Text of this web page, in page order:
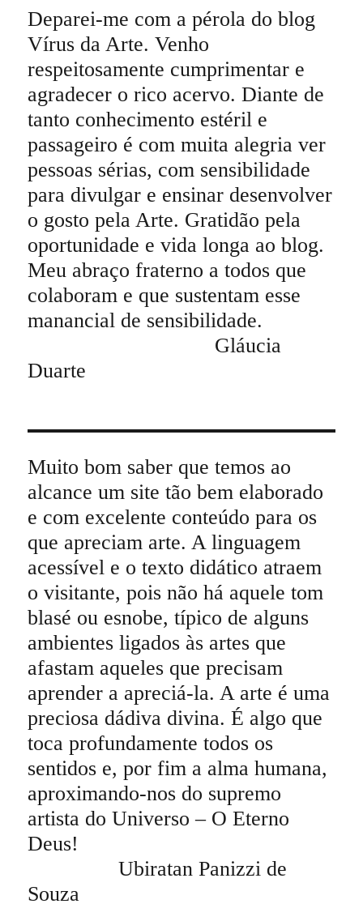
Deparei-me com a pérola do blog
Vírus da Arte. Venho
respeitosamente cumprimentar e
agradecer o rico acervo. Diante de
tanto conhecimento estéril e
passageiro é com muita alegria ver
pessoas sérias, com sensibilidade
para divulgar e ensinar desenvolver
o gosto pela Arte. Gratidão pela
oportunidade e vida longa ao blog.
Meu abraço fraterno a todos que
colaboram e que sustentam esse
manancial de sensibilidade.
Gláucia
Duarte
Muito bom saber que temos ao
alcance um site tão bem elaborado
e com excelente conteúdo para os
que apreciam arte. A linguagem
acessível e o texto didático atraem
o visitante, pois não há aquele tom
blasé ou esnobe, típico de alguns
ambientes ligados às artes que
afastam aqueles que precisam
aprender a apreciá-la. A arte é uma
preciosa dádiva divina. É algo que
toca profundamente todos os
sentidos e, por fim a alma humana,
aproximando-nos do supremo
artista do Universo – O Eterno
Deus!
Ubiratan Panizzi de
Souza